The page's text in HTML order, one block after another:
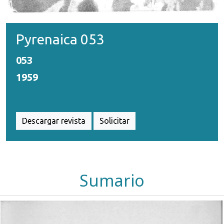
Pyrenaica 053
053
1959
Descargar revista Solicitar
Sumario